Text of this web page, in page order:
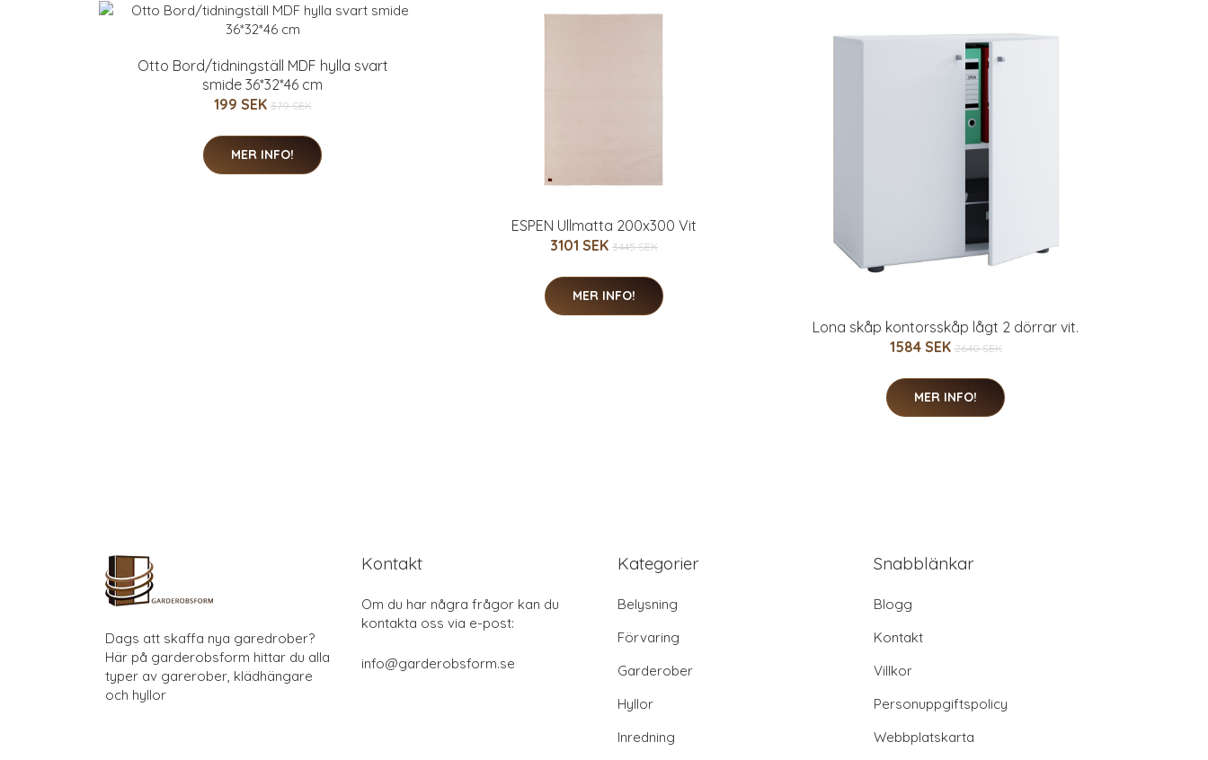
Otto Bord/tidningställ MDF hylla svart
smide 36*32*46 cm
199 SEK 379 SEK
MER INFO!
ESPEN Ullmatta 200x300 Vit
3101 SEK 3445 SEK
MER INFO!
Lona skåp kontorsskåp lågt 2 dörrar vit.
1584 SEK 2640 SEK
MER INFO!
Dags att skaffa nya garedrober?
Här på garderobsform hittar du alla
typer av garerober, klädhängare
och hyllor
Kontakt
Om du har några frågor kan du
kontakta oss via e-post:
info@garderobsform.se
Kategorier
Belysning
Förvaring
Garderober
Hyllor
Inredning
Snabblänkar
Blogg
Kontakt
Villkor
Personuppgiftspolicy
Webbplatskarta